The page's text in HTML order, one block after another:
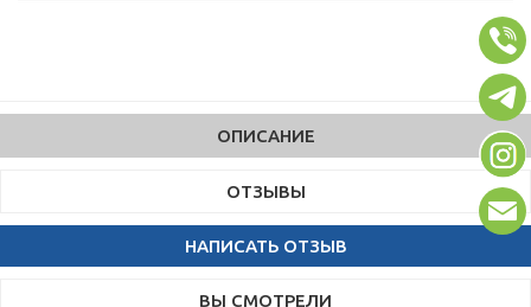
ОПИСАНИЕ
ОТЗЫВЫ
НАПИСАТЬ ОТЗЫВ
ВЫ СМОТРЕЛИ